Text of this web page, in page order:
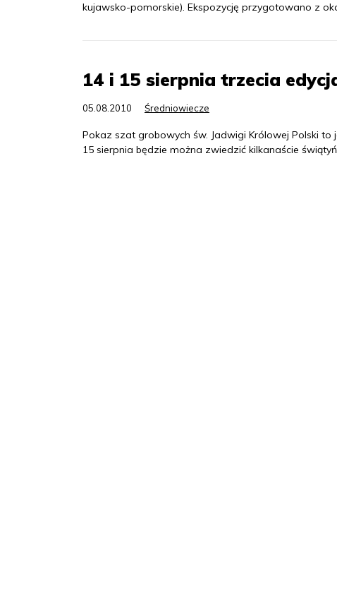
kujawsko-pomorskie). Ekspozycję przygotowano z
14 i 15 sierpnia trzecia
05.08.2010 Średniowiecze
Pokaz szat grobowych św. Jadwigi Królowej Polski
15 sierpnia będzie można zwiedzić kilkanaście